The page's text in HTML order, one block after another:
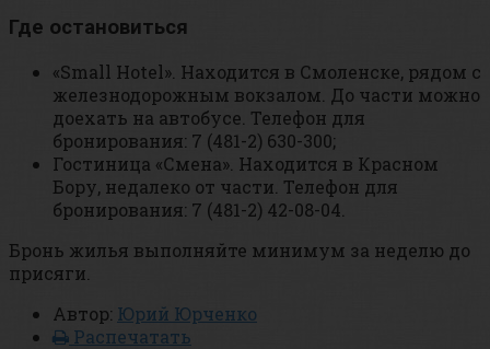
Где остановиться
«Small Hotel». Находится в Смоленске, рядом с
железнодорожным вокзалом. До части можно
доехать на автобусе. Телефон для
бронирования: 7 (481-2) 630-300;
Гостиница «Смена». Находится в Красном
Бору, недалеко от части. Телефон для
бронирования: 7 (481-2) 42-08-04.
Бронь жилья выполняйте минимум за неделю до
присяги.
Автор: Юрий Юрченко
Распечатать